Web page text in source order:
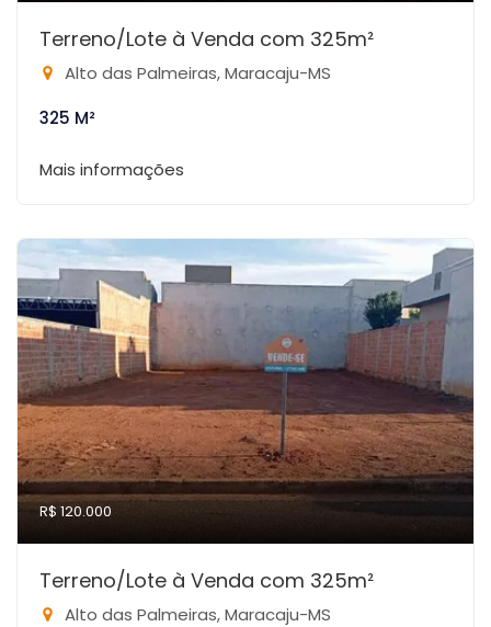
Terreno/Lote à Venda com 325m²
Alto das Palmeiras, Maracaju-MS
325 M²
Mais informações
R$ 120.000
Terreno/Lote à Venda com 325m²
Alto das Palmeiras, Maracaju-MS